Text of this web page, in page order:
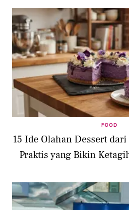
FOOD
15 Ide Olahan Dessert
Praktis yang Bikin